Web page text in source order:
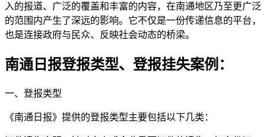
入的报道、广泛的覆盖和丰富的内容，在南通地区乃至更广泛
的范围内产生了深远的影响。它不仅是一份传递信息的平台，
也是连接政府与民众、反映社会动态的桥梁。
南通日报登报类型、登报挂失案例：
一、登报类型
《南通日报》提供的登报类型主要包括以下几类：